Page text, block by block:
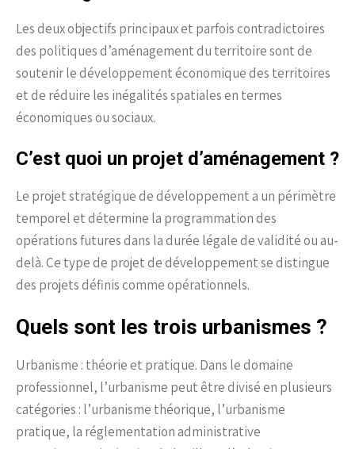
Les deux objectifs principaux et parfois contradictoires
des politiques d’aménagement du territoire sont de
soutenir le développement économique des territoires
et de réduire les inégalités spatiales en termes
économiques ou sociaux.
C’est quoi un projet d’aménagement ?
Le projet stratégique de développement a un périmètre
temporel et détermine la programmation des
opérations futures dans la durée légale de validité ou au-
delà. Ce type de projet de développement se distingue
des projets définis comme opérationnels.
Quels sont les trois urbanismes ?
Urbanisme : théorie et pratique. Dans le domaine
professionnel, l’urbanisme peut être divisé en plusieurs
catégories : l’urbanisme théorique, l’urbanisme
pratique, la réglementation administrative